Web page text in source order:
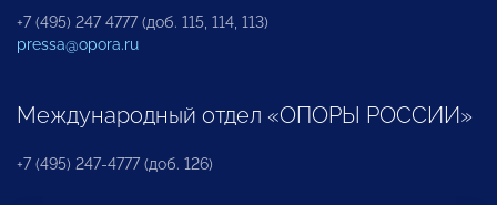
+7 (495) 247 4777 (доб. 115, 114, 113)
pressa@opora.ru
Международный отдел «ОПОРЫ РОССИИ»
+7 (495) 247-4777 (доб. 126)